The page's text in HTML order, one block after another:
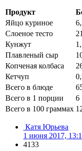
Продукт
Яйцо куриное
Слоеное тесто
Кунжут
Плавленый сыр
Копченая колбаса
Кетчуп
Всего в блюде
Всего в 1 порции
6
Всего в 100 граммах
Катя Юрьева
1 июня 2017,
4133